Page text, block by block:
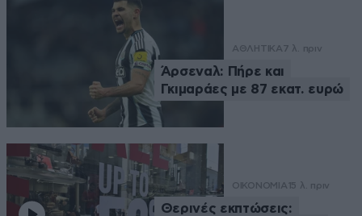
ΑΘΛΗΤΙΚΑ7 λ. πριν
Άρσεναλ: Πήρε και
Γκιμαράες με 87 εκατ. ευρώ
ΟΙΚΟΝΟΜΙΑ 15 λ. πριν
Θερινές εκπτώσεις: